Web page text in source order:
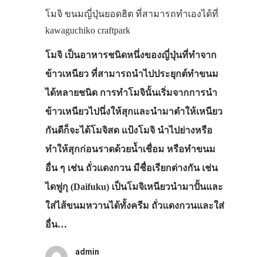
โมจิ ขนมญี่ปุ่นยอดฮิต ที่สามารถทำเองได้ที่
kawaguchiko craftpark
โมจิ เป็นอาหารชนิดหนึ่งของญี่ปุ่นที่ทำจาก
ข้าวเหนียว ที่สามารถนำไปประยุกต์ทำขนม
ได้หลายชนิด การทำโมจินั้นเริ่มจากการนำ
ข้าวเหนียวไปนึ่งให้สุกและนำมาตำให้เหนียว
กันดีก็จะได้โมจิสด แป้งโมจิ นำไปย่างหรือ
ทำให้สุกก่อนราดด้วยน้ำเชื่อม หรือทำขนม
อื่น ๆ เช่น ถั่วแดงกวน มีชื่อเรียกต่างกัน เช่น
ไดฟูกุ (Daifuku) เป็นโมจิเหนียวนำมาปั้นและ
ใส่ไส้ขนมหวานได้ทั้งครีม ถั่วแดงกวนและใส่
อื่น…
admin